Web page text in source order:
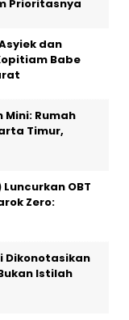
Prioritasnya
dan
Babe
Rumah
Timur,
OBT
Zero:
Dikonotasikan
Istilah